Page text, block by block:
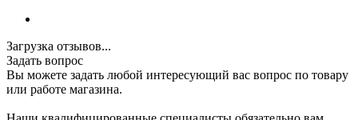
Загрузка отзывов...
Задать вопрос
Вы можете задать любой интересующий вас вопрос по товару
или работе магазина.